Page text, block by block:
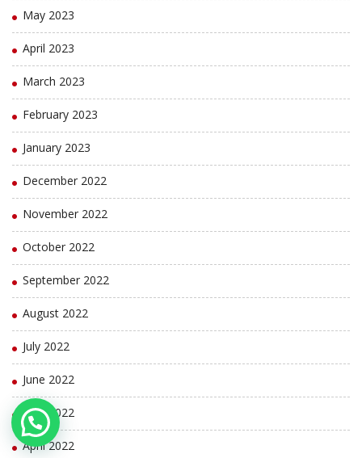
May 2023
April 2023
March 2023
February 2023
January 2023
December 2022
November 2022
October 2022
September 2022
August 2022
July 2022
June 2022
May 2022
April 2022